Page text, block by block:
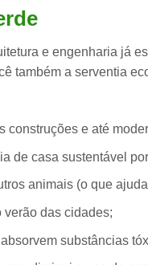
e engenharia já
também a serventia
construções e até
de casa sustentável
animais (o que
das cidades;
substâncias